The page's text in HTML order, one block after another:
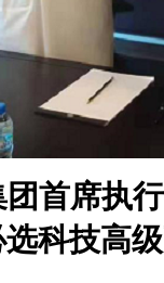
首席执
科技高